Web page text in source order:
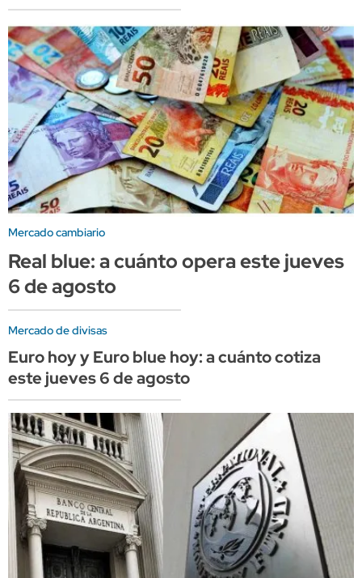
Mercado cambiario
Real blue: a cuánto opera este jueves
6 de agosto
Mercado de divisas
Euro hoy y Euro blue hoy: a cuánto cotiza
este jueves 6 de agosto